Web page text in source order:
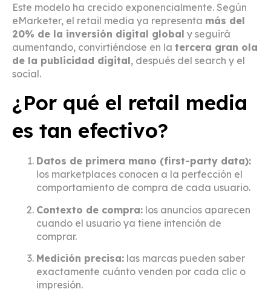
Este modelo ha crecido exponencialmente. Según
eMarketer, el retail media ya representa más del
20% de la inversión digital global y seguirá
aumentando, convirtiéndose en la tercera gran ola
de la publicidad digital, después del search y el
social.
¿Por qué el retail media
es tan efectivo?
Datos de primera mano (first-party data):
los marketplaces conocen a la perfección el
comportamiento de compra de cada usuario.
Contexto de compra: los anuncios aparecen
cuando el usuario ya tiene intención de
comprar.
Medición precisa: las marcas pueden saber
exactamente cuánto venden por cada clic o
impresión.